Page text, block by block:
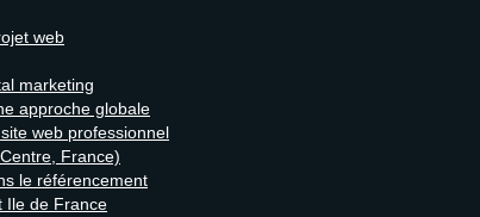
web
marketing
approche globale
web professionnel
France)
le référencement
Ile de France